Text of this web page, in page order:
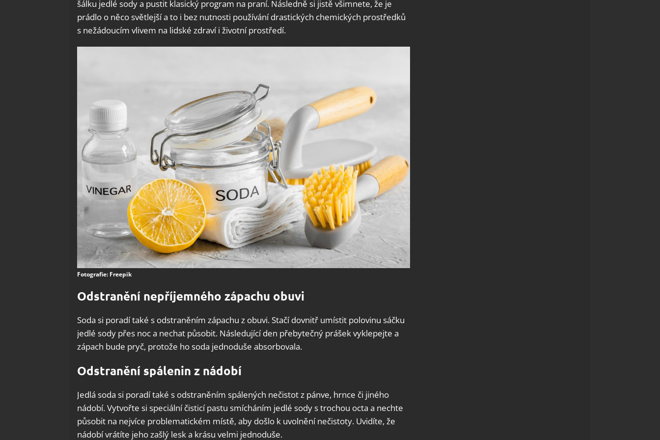
šálku jedlé sody a pustit klasický program na praní. Následně si jistě všimnete, že je
prádlo o něco světlejší a to i bez nutnosti používání drastických chemických prostředků
s nežádoucím vlivem na lidské zdraví i životní prostředí.
Fotografie: Freepik
Odstranění nepříjemného zápachu obuvi
Soda si poradí také s odstraněním zápachu z obuvi. Stačí dovnitř umístit polovinu sáčku
jedlé sody přes noc a nechat působit. Následující den přebytečný prášek vyklepejte a
zápach bude pryč, protože ho soda jednoduše absorbovala.
Odstranění spálenin z nádobí
Jedlá soda si poradí také s odstraněním spálených nečistot z pánve, hrnce či jiného
nádobí. Vytvořte si speciální čisticí pastu smícháním jedlé sody s trochou octa a nechte
působit na nejvíce problematickém místě, aby došlo k uvolnění nečistoty. Uvidíte, že
nádobí vrátíte jeho zašlý lesk a krásu velmi jednoduše.